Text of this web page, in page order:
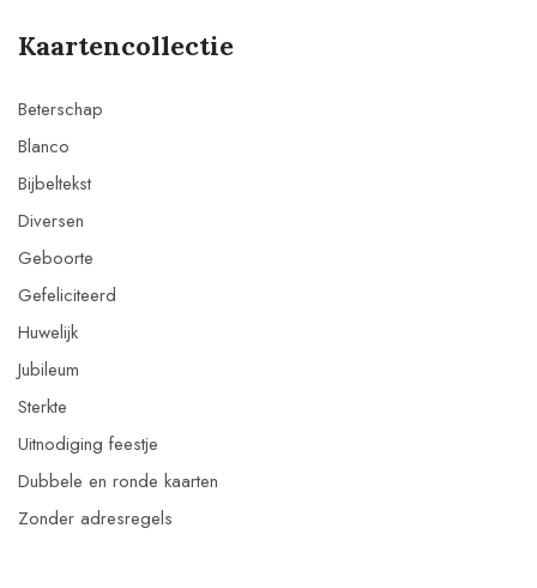
Kaartencollectie
Beterschap
Blanco
Bijbeltekst
Diversen
Geboorte
Gefeliciteerd
Huwelijk
Jubileum
Sterkte
Uitnodiging feestje
Dubbele en ronde kaarten
Zonder adresregels